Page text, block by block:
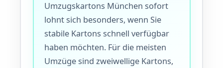
Umzugskartons München sofort
lohnt sich besonders, wenn Sie
stabile Kartons schnell verfügbar
haben möchten. Für die meisten
Umzüge sind zweiwellige Kartons,